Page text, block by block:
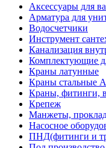
Аксессуары для
Арматура для
Водосчетчики
Инструмент
Канализация
Комплектующие
Краны латунные
Краны стальные
Краны, фитинги,
Крепеж
Манжеты,
Насосное
ПНД(фитинги и